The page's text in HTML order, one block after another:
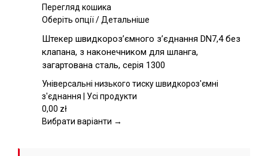
сторінці
товару
Перегляд кошика
Оберіть опціїЦей
має
кілька
варіантів.
Параметри
можна
на
/Детальніше
Штекер швидкороз’ємного з’єднання DN7,4 без
клапана, з наконечником для шланга,
загартована сталь, серія 1300
Універсальні низького тиску швидкороз'ємні
з'єднання | Усі продукти
0,00 zł
Вибрати варіанти →